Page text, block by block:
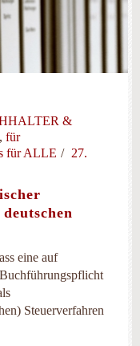
&
, für
für ALLE
27.
eine auf
Steuerverfahren